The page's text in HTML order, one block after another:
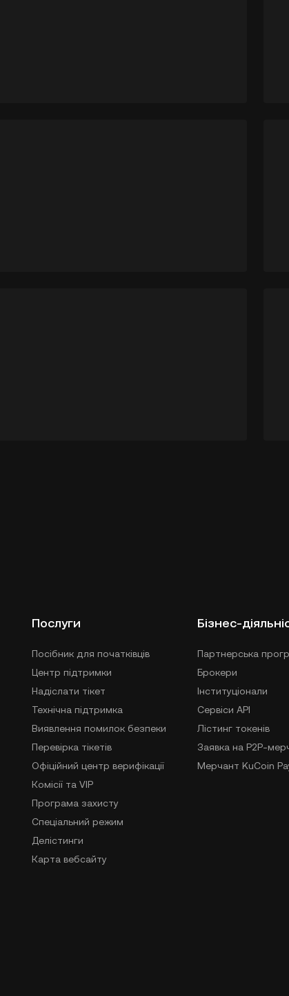
Послуги
Посібник для початківців
Центр підтримки
Надіслати тікет
Технічна підтримка
Виявлення помилок безпеки
Перевірка тікетів
Офіційний центр верифікації
Комісії та VIP
Програма захисту
Спеціальний режим
Делістинги
Карта вебсайту
Бізнес-
Партнерська
Брокери
Інституціонали
Сервіси API
Лістинг токенів
Заявка на P2P-
Мерчант KuCoin